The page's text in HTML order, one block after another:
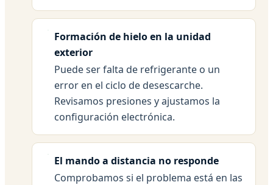
Formación de hielo en la unidad
exterior
Puede ser falta de refrigerante o un
error en el ciclo de desescarche.
Revisamos presiones y ajustamos la
configuración electrónica.
El mando a distancia no responde
Comprobamos si el problema está en las